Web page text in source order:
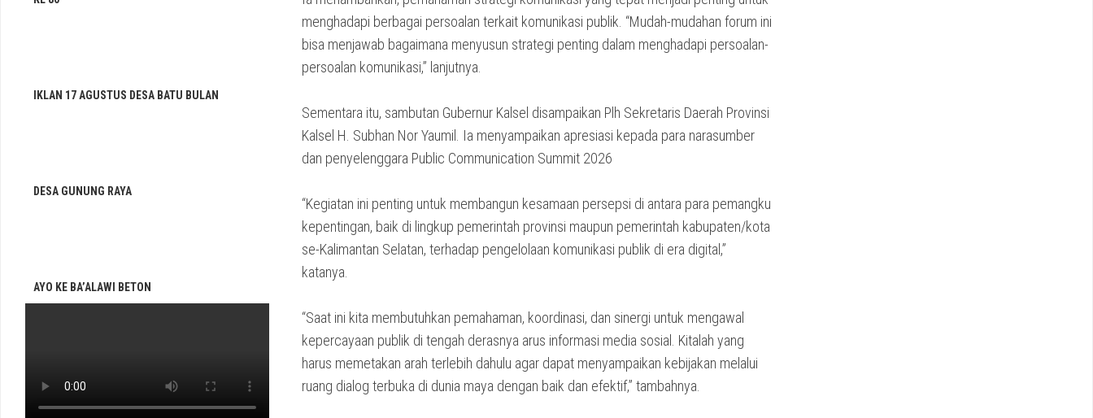
menghadapi berbagai persoalan terkait komunikasi publik. “Mudah-mudahan forum ini
bisa menjawab bagaimana menyusun strategi penting dalam menghadapi persoalan-
persoalan komunikasi,” lanjutnya.
‎Sementara itu, sambutan Gubernur Kalsel disampaikan Plh Sekretaris Daerah Provinsi
Kalsel H. Subhan Nor Yaumil. Ia menyampaikan apresiasi kepada para narasumber
dan penyelenggara Public Communication Summit 2026
‎“Kegiatan ini penting untuk membangun kesamaan persepsi di antara para pemangku
kepentingan, baik di lingkup pemerintah provinsi maupun pemerintah kabupaten/kota
se-Kalimantan Selatan, terhadap pengelolaan komunikasi publik di era digital,”
katanya.
‎“Saat ini kita membutuhkan pemahaman, koordinasi, dan sinergi untuk mengawal
kepercayaan publik di tengah derasnya arus informasi media sosial. Kitalah yang
harus memetakan arah terlebih dahulu agar dapat menyampaikan kebijakan melalui
ruang dialog terbuka di dunia maya dengan baik dan efektif,” tambahnya.
IKLAN 17 AGUSTUS DESA BATU BULAN
DESA GUNUNG RAYA
AYO KE BA’ALAWI BETON